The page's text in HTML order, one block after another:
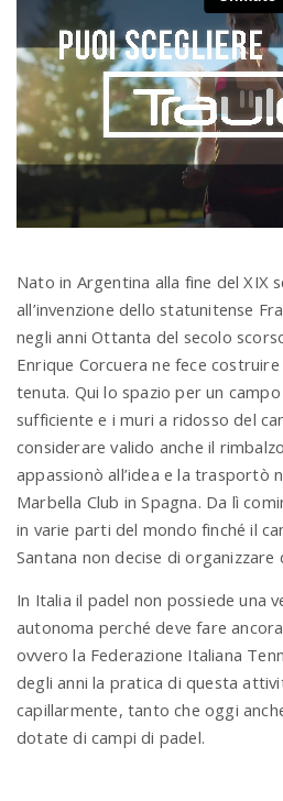
Nato in Argentina alla fine del XIX
all’invenzione dello statunitense
negli anni Ottanta del secolo
Enrique Corcuera ne fece
tenuta. Qui lo spazio per un
sufficiente e i muri a ridosso del
considerare valido anche il
appassionò all’idea e la trasportò
Marbella Club in Spagna. Da lì
in varie parti del mondo finché il
Santana non decise di
In Italia il padel non possiede una
autonoma perché deve fare
ovvero la Federazione Italiana
degli anni la pratica di questa
capillarmente, tanto che oggi
dotate di campi di padel.